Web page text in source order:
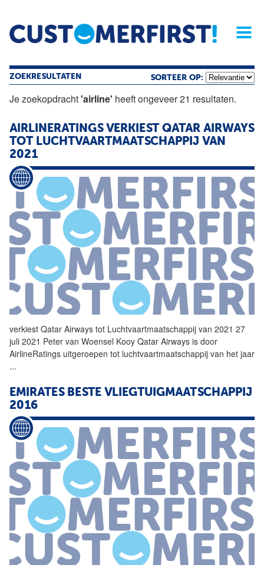
Home Opinie Archief
Magazine
ZOEKRESULTATEN SORTEER OP:
Je zoekopdracht'airline' heeft ongeveer 21 resultaten.
AIRLINERATINGS VERKIEST QATAR AIRWAYS
TOT LUCHTVAARTMAATSCHAPPIJ VAN
2021
verkiest Qatar Airways tot Luchtvaartmaatschappij van 2021 27
juli 2021 Peter van Woensel Kooy Qatar Airways is door
AirlineRatings uitgeroepen tot luchtvaartmaatschappij van het jaar
...
EMIRATES BESTE VLIEGTUIGMAATSCHAPPIJ
2016